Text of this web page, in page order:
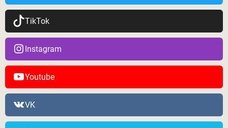
TikTok
Instagram
Youtube
VK